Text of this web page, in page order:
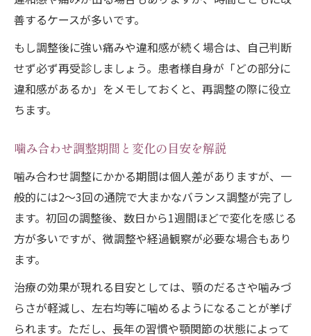
善するケースが多いです。
もし調整後に強い痛みや違和感が続く場合は、自己判断
せず必ず再受診しましょう。患者様自身が「どの部分に
違和感があるか」をメモしておくと、再調整の際に役立
ちます。
噛み合わせ調整期間と変化の目安を解説
噛み合わせ調整にかかる期間は個人差がありますが、一
般的には2～3回の通院で大まかなバランス調整が完了し
ます。初回の調整後、数日から1週間ほどで変化を感じる
方が多いですが、微調整や経過観察が必要な場合もあり
ます。
治療の効果が現れる目安としては、顎のだるさや噛みづ
らさが軽減し、左右均等に噛めるようになることが挙げ
られます。ただし、長年の習慣や顎関節の状態によって